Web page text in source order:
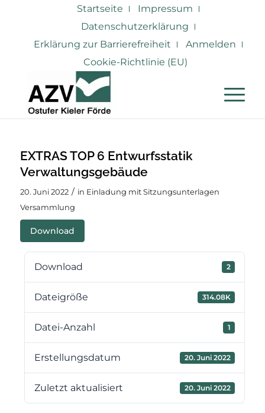
Startseite
Impressum
Datenschutzerklärung
Erklärung zur Barrierefreiheit
Anmelden
Cookie-Richtlinie (EU)
EXTRAS TOP 6 Entwurfsstatik
Verwaltungsgebäude
20. Juni 2022 / in Einladung mit Sitzungsunterlagen
Versammlung
Download
Download 2
Dateigröße 314.08K
Datei-Anzahl 1
Erstellungsdatum 20. Juni 2022
Zuletzt aktualisiert 20. Juni 2022